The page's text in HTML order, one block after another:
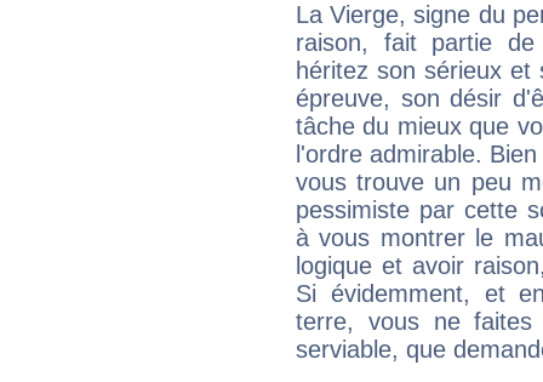
La Vierge, signe du
raison, fait partie
héritez son sérieux
épreuve, son désir
tâche du mieux que
l'ordre admirable.
vous trouve un peu
pessimiste par cette
à vous montrer le
logique et avoir
Si évidemment, et
terre, vous ne
serviable, que